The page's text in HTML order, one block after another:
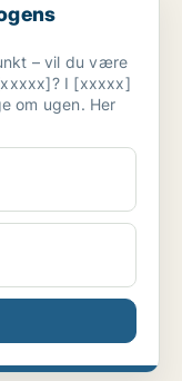
– vil du være
I [xxxxx]
om ugen. Her